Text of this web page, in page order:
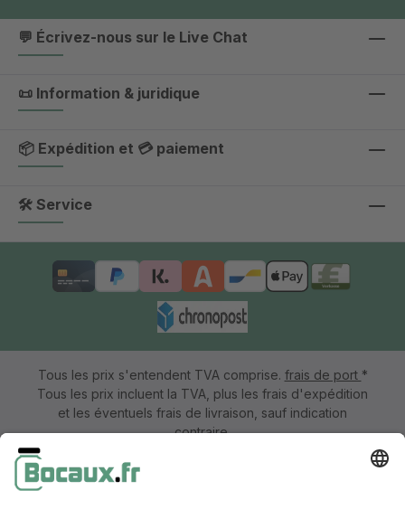
💬 Écrivez-nous sur le Live Chat
📜 Information & juridique
📦 Expédition et 💳 paiement
🛠 Service
Tous les prix s'entendent TVA comprise. frais de port *
Tous les prix incluent la TVA, plus les frais d'expédition
et les éventuels frais de livraison, sauf indication
contraire.